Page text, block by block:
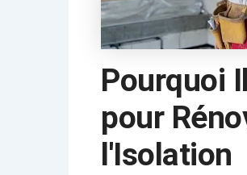
Pourquoi
pour
l'Isolation